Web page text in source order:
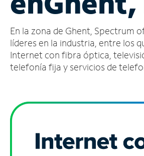
cuenta
Encuentra
una
tienda
En la zona de Ghent, Spectrum
líderes en la industria, entre los
Internet con fibra óptica,
telefonía fija y servicios de